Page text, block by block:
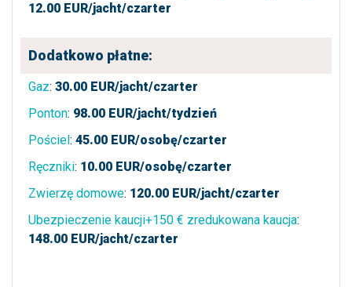
12.00 EUR/jacht/czarter
Dodatkowo płatne:
Gaz: 30.00 EUR/jacht/czarter
Ponton: 98.00 EUR/jacht/tydzień
Pościel: 45.00 EUR/osobę/czarter
Ręczniki: 10.00 EUR/osobę/czarter
Zwierzę domowe: 120.00 EUR/jacht/czarter
Ubezpieczenie kaucji+150 € zredukowana kaucja:
148.00 EUR/jacht/czarter